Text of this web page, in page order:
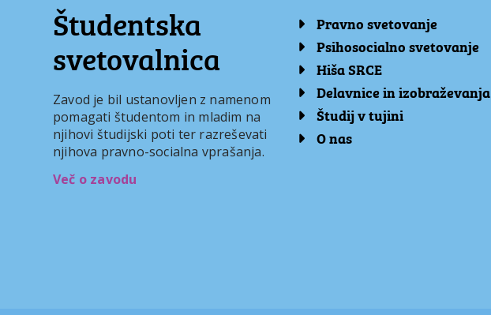
Študentska
svetovalnica
Zavod je bil ustanovljen z namenom
pomagati študentom in mladim na
njihovi študijski poti ter razreševati
njihova pravno-socialna vprašanja.
Več o zavodu
Pravno svetovanje
Psihosocialno svetovanje
Hiša SRCE
Delavnice in izobraževanja
Študij v tujini
O nas